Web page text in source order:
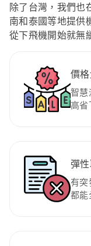
除了台灣，我們也
南和泰國等地提供
從下飛機開始就無
價
智慧
高省
彈
有突
都能